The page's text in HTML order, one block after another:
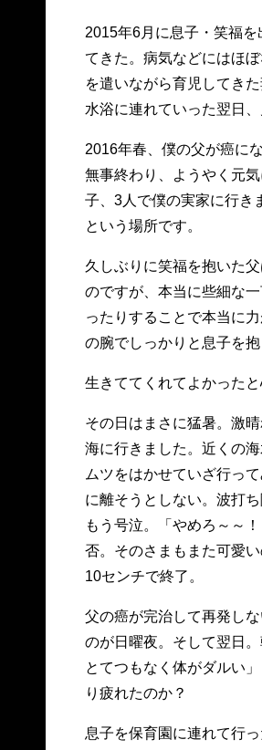
2015年6月に息子・笑福
てきた。病気などにはほ
を遣いながら育児してき
水浴に連れていった翌日
2016年春、僕の父が癌に
無事終わり、ようやく元
子、3人で僕の実家に行き
という場所です。
久しぶりに笑福を抱いた
のですが、本当に些細な
ったりすることで本当に
の腕でしっかりと息子を抱
生きててくれてよかったと
その日はまさに猛暑。激
海に行きました。近くの
ムツをはかせていざ行っ
に離そうとしない。波打
もう号泣。「やめろ～～
否。そのさまもまた可愛
10センチで終了。
父の癌が完治して再発し
のが日曜夜。そして翌日
とてつもなく体がダルい
り疲れたのか？
息子を保育園に連れて行